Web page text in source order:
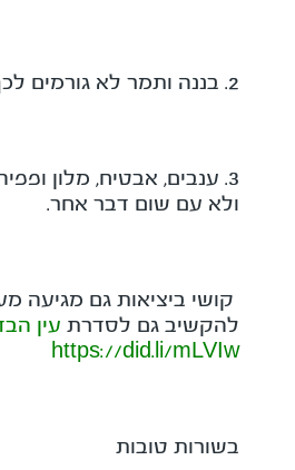
2. בננה ותמר לא גורמים לכך.
3. ענבים, אבטיח, מלון
ולא עם שום דבר אחר.
קושי ביציאות גם מגיעה
להקשיב גם לסדרת עין
https://did.li/mLVIw
בשורות טובות